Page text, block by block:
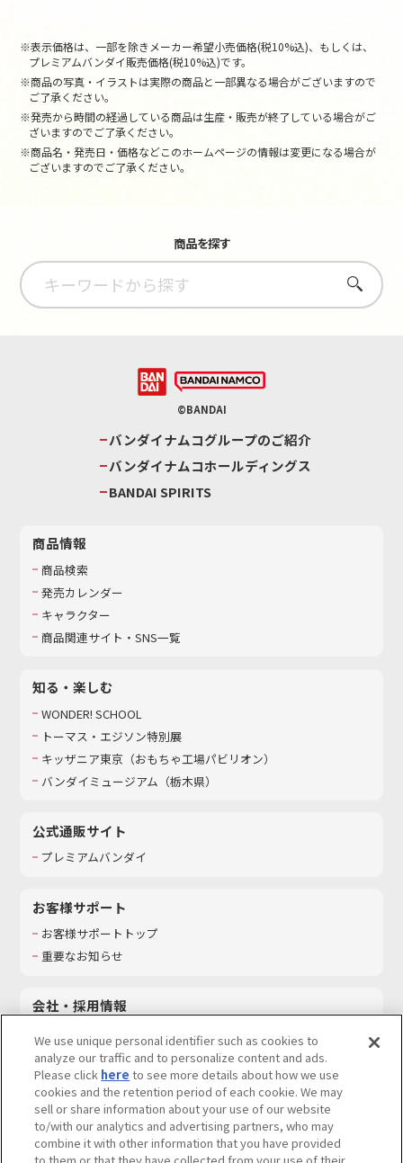
※表示価格は、一部を除きメーカー希望小売価格(税10%込)、もしくは、
プレミアムバンダイ販売価格(税10%込)です。
※商品の写真・イラストは実際の商品と一部異なる場合がございますので
ご了承ください。
※発売から時間の経過している商品は生産・販売が終了している場合がご
ざいますのでご了承ください。
※商品名・発売日・価格などこのホームページの情報は変更になる場合が
ございますのでご了承ください。
商品を探す
さがす
©BANDAI
バンダイナムコグループのご紹介
バンダイナムコホールディングス
BANDAI SPIRITS
商品情報
商品検索
発売カレンダー
キャラクター
商品関連サイト・SNS一覧
知る・楽しむ
WONDER! SCHOOL
トーマス・エジソン特別展
キッザニア東京（おもちゃ工場パビリオン）​
バンダイミュージアム（栃木県）
公式通販サイト
プレミアムバンダイ
お客様サポート
お客様サポートトップ
重要なお知らせ
会社・採用情報
採用情報
サステナビリティ
お問い合わせ
We use unique personal identifier such as cookies to
analyze our traffic and to personalize content and ads.
Please click here to see more details about how we use
cookies and the retention period of each cookie. We may
sell or share information about your use of our website
to/with our analytics and advertising partners, who may
combine it with other information that you have provided